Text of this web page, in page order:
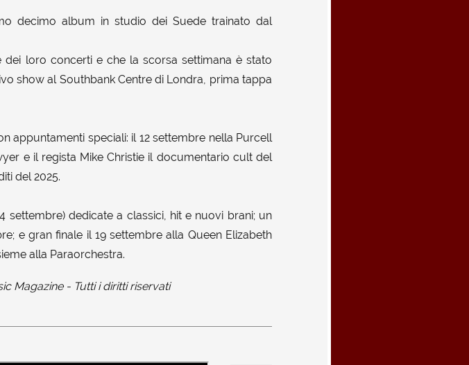
decimo album in studio dei Suede trainato dal
dei loro concerti e che la scorsa settimana è stato
show al Southbank Centre di Londra, prima tappa
appuntamenti speciali: il 12 settembre nella Purcell
e il regista Mike Christie il documentario cult del
del 2025.
settembre) dedicate a classici, hit e nuovi brani; un
e gran finale il 19 settembre alla Queen Elizabeth
alla Paraorchestra.
Magazine - Tutti i diritti riservati